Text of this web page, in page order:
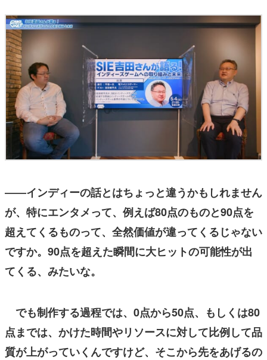
――インディーの話とはちょっと違うかもしれません
が、特にエンタメって、例えば80点のものと90点を
超えてくるものって、全然価値が違ってくるじゃない
ですか。90点を超えた瞬間に大ヒットの可能性が出
てくる、みたいな。
でも制作する過程では、0点から50点、もしくは80
点までは、かけた時間やリソースに対して比例して品
質が上がっていくんですけど、そこから先をあげるの